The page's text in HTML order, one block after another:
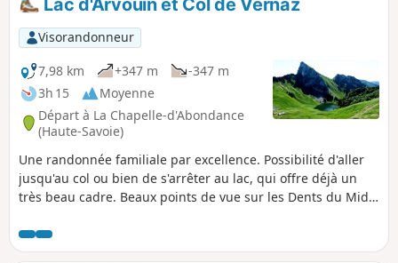
Lac d'Arvouin et Col de Vernaz
Visorandonneur
7,98 km
+347 m
-347 m
3h 15
Moyenne
Départ à La Chapelle-d'Abondance
(Haute-Savoie)
Une randonnée familiale par excellence. Possibilité d'aller
jusqu'au col ou bien de s'arrêter au lac, qui offre déjà un
très beau cadre. Beaux points de vue sur les Dents du Midi
Parcours au sein d'une zone naturelle protégée : voir les
recommandations dans les informations pratiques.